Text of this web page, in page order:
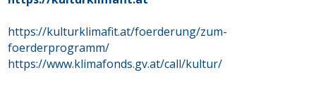
https://kulturklimafit.at/foerderung/zum-
foerderprogramm/
https://www.klimafonds.gv.at/call/kultur/